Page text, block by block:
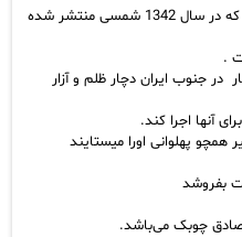
“نحستین رمان صادق چوبک است که در سال 1342 شمسی منتشر شده
.
در جنوب ایران دچار ظلم و آزار
آنها اجرا کند.
پهلوانی اورا میستایند
بفروشد
صادق چوبک می‌باشد.